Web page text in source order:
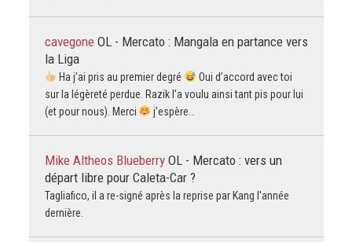
cavegone OL - Mercato : Mangala en partance vers
la Liga
Ha j’ai pris au premier degré
Oui d’accord avec toi
sur la légèreté perdue. Razik l’a voulu ainsi tant pis pour lui
(et pour nous). Merci
j’espère…
Mike Altheos Blueberry OL - Mercato : vers un
départ libre pour Caleta-Car ?
Tagliafico, il a re-signé après la reprise par Kang l'année
dernière.